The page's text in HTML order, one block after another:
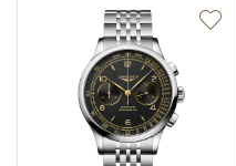
Průměr pouzdra (mm)